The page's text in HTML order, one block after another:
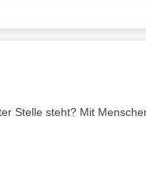
Stelle steht? Mit